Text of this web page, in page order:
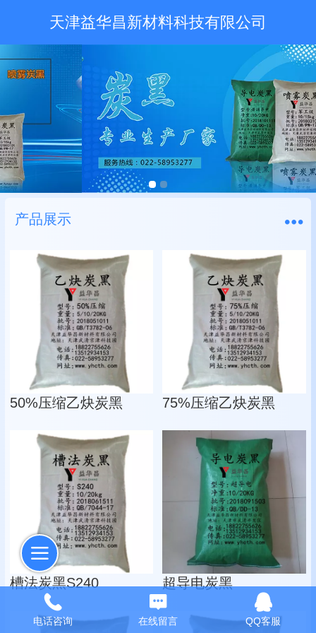
天津益华昌新材料科技有限公司
产品展示
50%压缩乙炔炭黑 75%压缩乙炔炭黑
槽法炭黑S240 超导电炭黑
电话咨询 在线留言 QQ客服